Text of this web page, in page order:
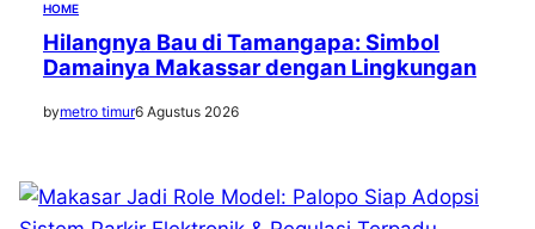
HOME
Hilangnya Bau di Tamangapa: Simbol
Damainya Makassar dengan Lingkungan
bymetro timur6 Agustus 2026